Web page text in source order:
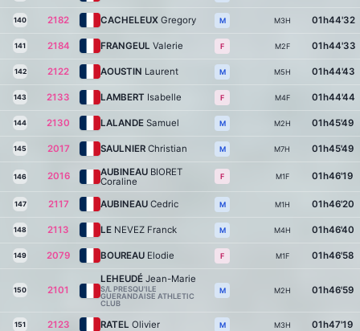
140 2182 CACHELEUX Gregory M M3H 01h44'32
141 2184 FRANGEUL Valerie F M2F 01h44'33
142 2122 AOUSTIN Laurent M M5H 01h44'43
143 2133 LAMBERT Isabelle F M4F 01h44'44
144 2130 LALANDE Samuel M M2H 01h45'49
145 2017 SAULNIER Christian M M7H 01h45'49
146 2016 AUBINEAU BIORET
Coraline
F M1F 01h46'19
147 2117 AUBINEAU Cedric M M1H 01h46'20
148 2113 LE NEVEZ Franck M M4H 01h46'40
149 2079 BOUREAU Elodie F M1F 01h46'58
150 2101
LEHEUDÉ Jean-Marie
S/L PRESQU'ILE
GUERANDAISE ATHLETIC
CLUB
M M2H 01h46'59
151 2123 RATEL Olivier M M3H 01h47'19